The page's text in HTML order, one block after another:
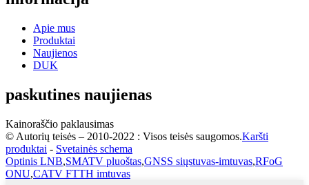
Apie mus
Produktai
Naujienos
DUK
paskutines naujienas
Kainoraščio paklausimas
© Autorių teisės – 2010-2022 : Visos teisės saugomos.Karšti
produktai - Svetainės schema
Optinis LNB,SMATV pluoštas,GNSS siųstuvas-imtuvas,RFoG
ONU,CATV FTTH imtuvas